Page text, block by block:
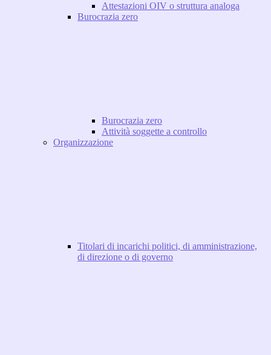
Attestazioni OIV o struttura analoga
Burocrazia zero
Burocrazia zero
Attività soggette a controllo
Organizzazione
Titolari di incarichi politici, di amministrazione,
di direzione o di governo